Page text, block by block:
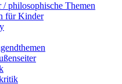
/ philosophische Themen
für Kinder